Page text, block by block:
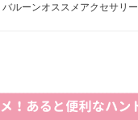
バルーンオススメアクセサリー